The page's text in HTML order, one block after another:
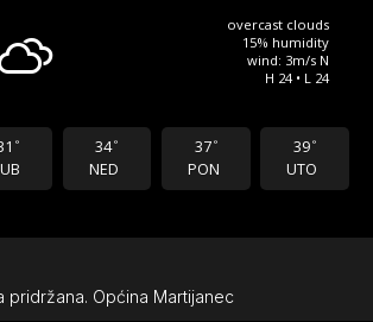
overcast clouds
15% humidity
wind: 3m/s N
H 24 • L 24
° 34 °
NED
37 °
PON
39 °
UTO
Općina Martijanec